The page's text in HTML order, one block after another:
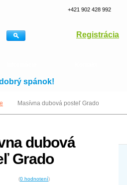
spánok!
Masívna dubová posteľ Grado
dubová
Grado
(0 hodnotení)
+421 902 428 992
Registrácia